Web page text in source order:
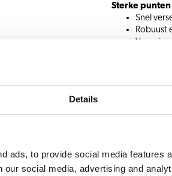
Details
ads, to provide social media features
our social media, advertising and
Sterke punten
Snel
Robuust
Voorzien
Koffie